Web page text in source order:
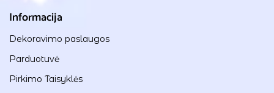
Informacija
Dekoravimo paslaugos
Parduotuvė
Pirkimo Taisyklės